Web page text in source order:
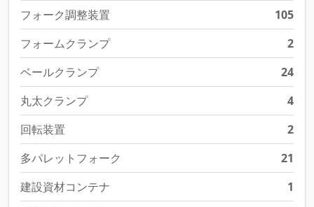
フォーク調整装置
105
フォームクランプ
2
ベールクランプ
24
丸太クランプ
4
回転装置
2
多パレットフォーク
21
建設資材コンテナ
1